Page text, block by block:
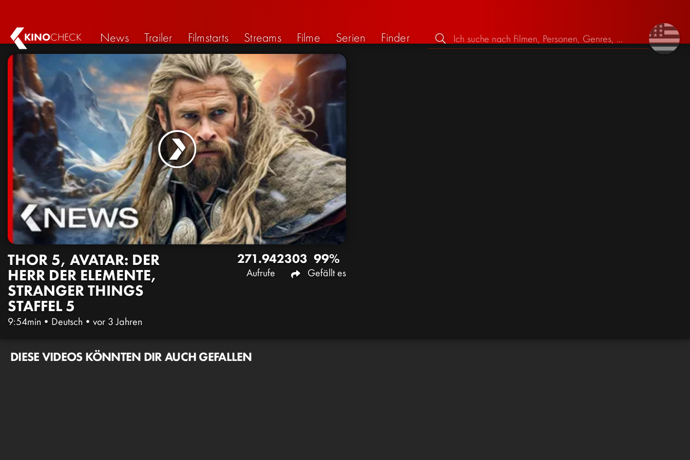
KINOCHECK News Trailer Filmstarts Streams Filme Serien Finder
THOR 5, AVATAR: DER
HERR DER ELEMENTE,
STRANGER THINGS
STAFFEL 5
9:54min • Deutsch • vor 3 Jahren
271.942
Aufrufe
303 99%
Gefällt es
DIESE VIDEOS KÖNNTEN DIR AUCH GEFALLEN